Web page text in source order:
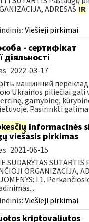
ADRESAS IR
Viešieji pirkimai
- сертифікат
діяльності
2022-03-17
машинний переклад
Ukrainos piliečiai gali
gamybinę,
Pasirinkti galima
informacinės
viešasis pirkimas
2021-06-15
SUDARYTAS SUTARTIS
ORGANIZACIJA,
I.1.
Viešieji pirkimai
kriptovaliutos